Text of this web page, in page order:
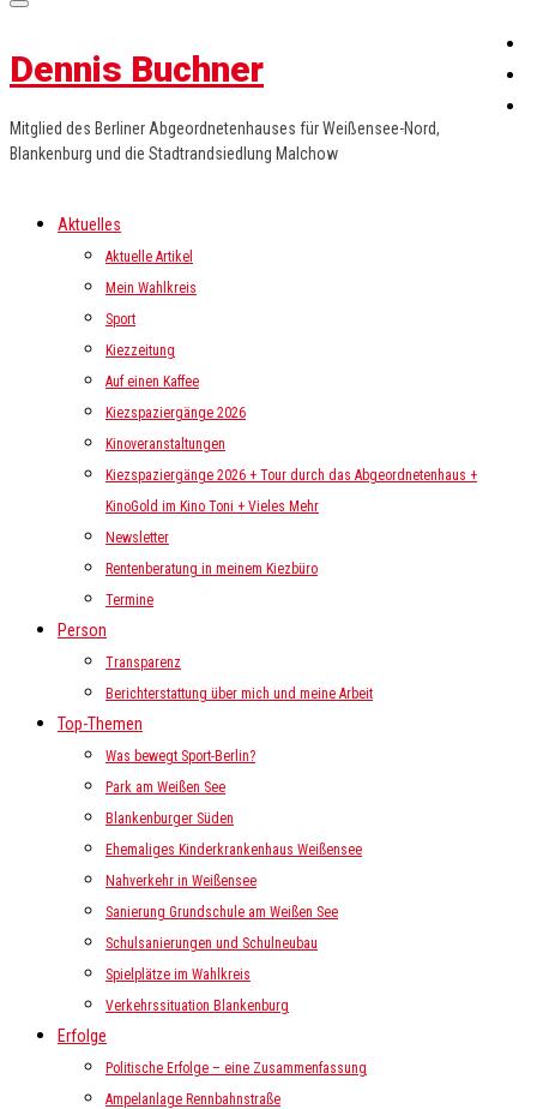
Dennis Buchner
Mitglied des Berliner Abgeordnetenhauses für Weißensee-Nord,
Blankenburg und die Stadtrandsiedlung Malchow
Aktuelles
Aktuelle Artikel
Mein Wahlkreis
Sport
Kiezzeitung
Auf einen Kaffee
Kiezspaziergänge 2026
Kinoveranstaltungen
Kiezspaziergänge 2026 + Tour durch das Abgeordnetenhaus +
KinoGold im Kino Toni + Vieles Mehr
Newsletter
Rentenberatung in meinem Kiezbüro
Termine
Person
Transparenz
Berichterstattung über mich und meine Arbeit
Top-Themen
Was bewegt Sport-Berlin?
Park am Weißen See
Blankenburger Süden
Ehemaliges Kinderkrankenhaus Weißensee
Nahverkehr in Weißensee
Sanierung Grundschule am Weißen See
Schulsanierungen und Schulneubau
Spielplätze im Wahlkreis
Verkehrssituation Blankenburg
Erfolge
Politische Erfolge – eine Zusammenfassung
Ampelanlage Rennbahnstraße